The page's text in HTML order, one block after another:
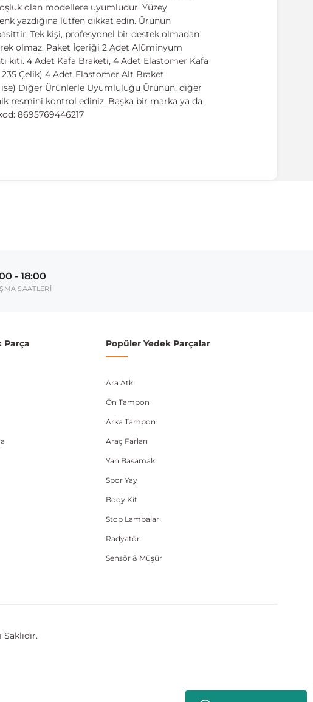
olan modellere uyumludur. Yüzey
yazdığına lütfen dikkat edin. Ürünün
Tek kişi, profesyonel bir destek olmadan
olmaz. Paket İçeriği 2 Adet Alüminyum
kiti. 4 Adet Kafa Braketi, 4 Adet Elastomer Kafa
Çelik) 4 Adet Elastomer Alt Braket
ise) Diğer Ürünlerle Uyumluluğu Ürünün, diğer
resmini kontrol ediniz. Başka bir marka ya da
8695769446217
numarası veya şasi numarası ile uyumluluğu kontrol
- 18:00
SAATLERİ
Parça Popüler Yedek Parçalar
Ara Atkı
Ön Tampon
Arka Tampon
Araç Farları
Yan Basamak
Spor Yay
Body Kit
Stop Lambaları
Radyatör
Sensör & Müşür